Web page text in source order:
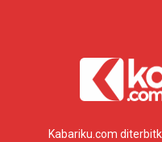
Kabariku.com